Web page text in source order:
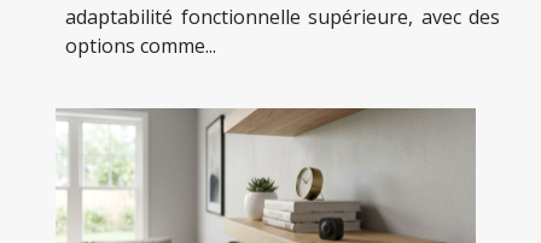
adaptabilité fonctionnelle supérieure, avec des
options comme...